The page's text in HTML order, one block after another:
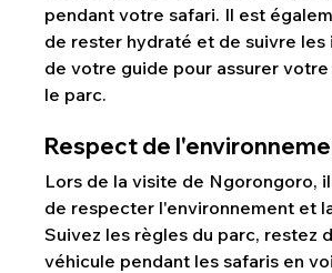
pendant votre safari. Il est
de rester hydraté et de suivre les
de votre guide pour assurer
le parc.
Respect de
Lors de la visite de Ngorongoro,
de respecter l'environnement et
Suivez les règles du parc, restez
véhicule pendant les safaris en